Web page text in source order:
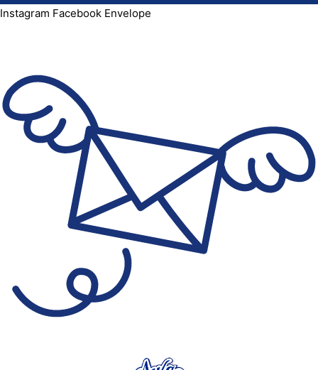
Instagram Facebook Envelope